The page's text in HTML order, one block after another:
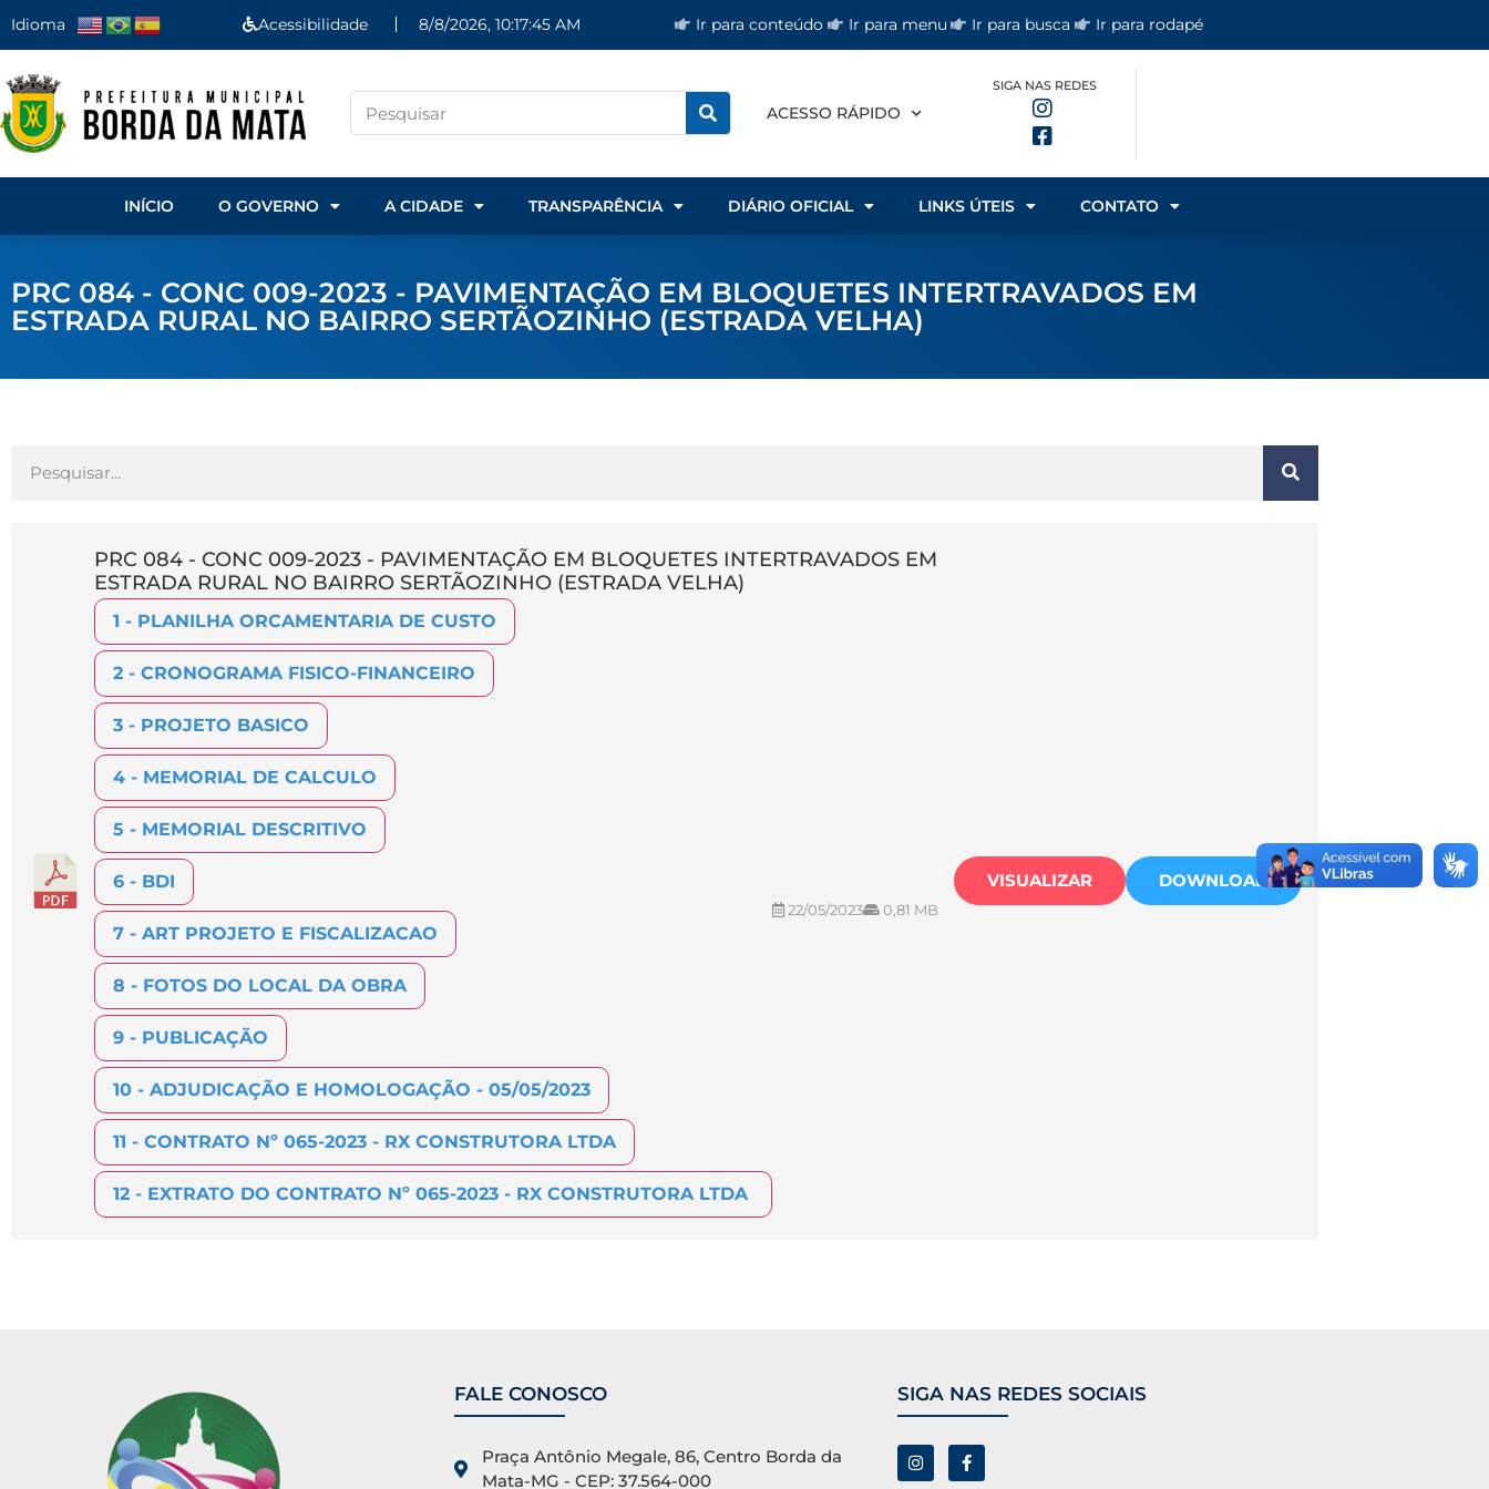
Idioma Acessibilidade 8/8/2026, 10:17:45 AM Ir para conteúdo Ir para menu Ir para busca Ir para rodapé
ACESSO RÁPIDO
SIGA NAS REDES
INÍCIO O GOVERNO A CIDADE TRANSPARÊNCIA DIÁRIO OFICIAL LINKS ÚTEIS CONTATO
PRC 084 - CONC 009-2023 - PAVIMENTAÇÃO EM BLOQUETES INTERTRAVADOS EM
ESTRADA RURAL NO BAIRRO SERTÃOZINHO (ESTRADA VELHA)
PRC 084 - CONC 009-2023 - PAVIMENTAÇÃO EM BLOQUETES INTERTRAVADOS EM
ESTRADA RURAL NO BAIRRO SERTÃOZINHO (ESTRADA VELHA)
1 - PLANILHA ORCAMENTARIA DE CUSTO
2 - CRONOGRAMA FISICO-FINANCEIRO
3 - PROJETO BASICO
4 - MEMORIAL DE CALCULO
5 - MEMORIAL DESCRITIVO
6 - BDI
7 - ART PROJETO E FISCALIZACAO
8 - FOTOS DO LOCAL DA OBRA
9 - PUBLICAÇÃO
10 - ADJUDICAÇÃO E HOMOLOGAÇÃO - 05/05/2023
11 - CONTRATO Nº 065-2023 - RX CONSTRUTORA LTDA
12 - EXTRATO DO CONTRATO Nº 065-2023 - RX CONSTRUTORA LTDA
22/05/2023 0,81 MB
VISUALIZAR DOWNLOAD
FALE CONOSCO
Praça Antônio Megale, 86, Centro Borda da
Mata-MG - CEP: 37.564-000
SIGA NAS REDES SOCIAIS